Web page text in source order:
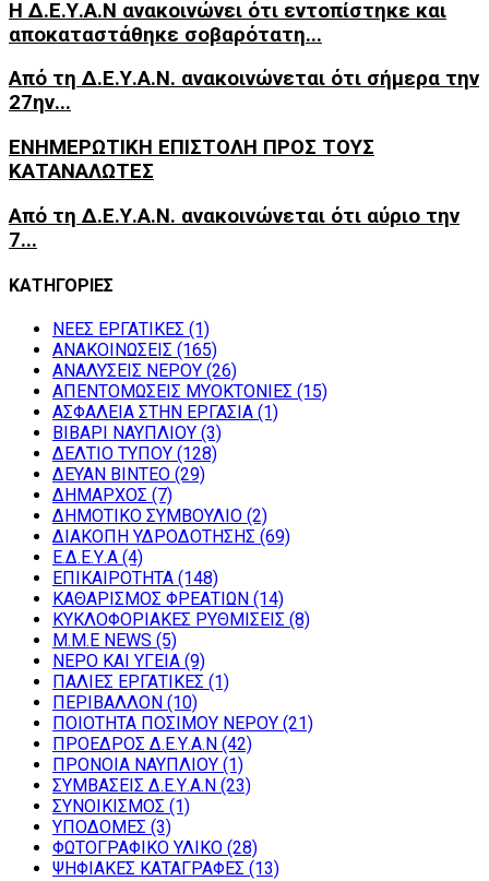
Η Δ.Ε.Υ.Α.Ν ανακοινώνει ότι εντοπίστηκε και
αποκαταστάθηκε σοβαρότατη...
Από τη Δ.Ε.Υ.Α.Ν. ανακοινώνεται ότι σήμερα την
27ην...
ΕΝΗΜΕΡΩΤΙΚΗ ΕΠΙΣΤΟΛΗ ΠΡΟΣ ΤΟΥΣ
ΚΑΤΑΝΑΛΩΤΕΣ
Από τη Δ.Ε.Υ.Α.Ν. ανακοινώνεται ότι αύριο την
7...
ΚΑΤΗΓΟΡΙΕΣ
NEEΣ ΕΡΓΑΤΙΚΕΣ (1)
ΑΝΑΚΟΙΝΩΣΕΙΣ (165)
ΑΝΑΛΥΣΕΙΣ ΝΕΡΟΥ (26)
ΑΠΕΝΤΟΜΩΣΕΙΣ ΜΥΟΚΤΟΝΙΕΣ (15)
ΑΣΦΑΛΕΙΑ ΣΤΗΝ ΕΡΓΑΣΙΑ (1)
ΒΙΒΑΡΙ ΝΑΥΠΛΙΟΥ (3)
ΔΕΛΤΙΟ ΤΥΠΟΥ (128)
ΔΕΥΑΝ ΒΙΝΤΕΟ (29)
ΔΗΜΑΡΧΟΣ (7)
ΔΗΜΟΤΙΚΟ ΣΥΜΒΟΥΛΙΟ (2)
ΔΙΑΚΟΠΗ ΥΔΡΟΔΟΤΗΣΗΣ (69)
Ε.Δ.Ε.Υ.Α (4)
ΕΠΙΚΑΙΡΟΤΗΤΑ (148)
ΚΑΘΑΡΙΣΜΟΣ ΦΡΕΑΤΙΩΝ (14)
ΚΥΚΛΟΦΟΡΙΑΚΕΣ ΡΥΘΜΙΣΕΙΣ (8)
Μ.Μ.Ε NEWS (5)
ΝΕΡΟ ΚΑΙ ΥΓΕΙΑ (9)
ΠΑΛΙΕΣ ΕΡΓΑΤΙΚΕΣ (1)
ΠΕΡΙΒΑΛΛΟΝ (10)
ΠΟΙΟΤΗΤΑ ΠΟΣΙΜΟΥ ΝΕΡΟΥ (21)
ΠΡΟΕΔΡΟΣ Δ.Ε.Υ.Α.Ν (42)
ΠΡΟΝΟΙΑ ΝΑΥΠΛΙΟΥ (1)
ΣΥΜΒΑΣΕΙΣ Δ.Ε.Υ.Α.Ν (23)
ΣΥΝΟΙΚΙΣΜΟΣ (1)
ΥΠΟΔΟΜΕΣ (3)
ΦΩΤΟΓΡΑΦΙΚΟ ΥΛΙΚΟ (28)
ΨΗΦΙΑΚΕΣ ΚΑΤΑΓΡΑΦΕΣ (13)